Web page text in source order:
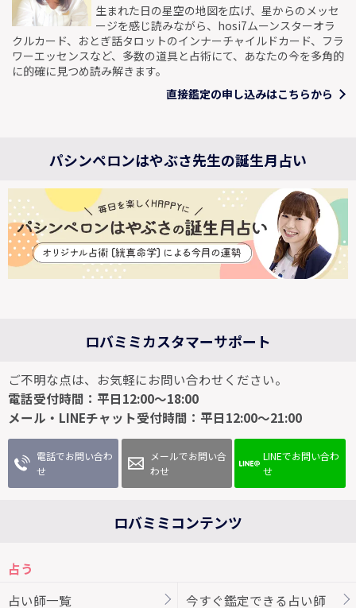
生まれた日の星空の地図を広げ、星からのメッセ
ージを感じ読みながら、hosi7ムーンスターオラ
クルカード、おとぎ話タロットのインナーチャイルドカード、フラ
ワーエッセンスなど、多数の道具と占術にて、あなたの今を多角的
に的確に見つめ読み解きます。
直接鑑定の申し込みはこちらから
パシンペロンはやぶさ先生の誕生月占い
ロバミミカスタマーサポート
ご不明な点は、お気軽にお問い合わせください。
電話受付時間：平日12:00～18:00
メール・LINEチャット受付時間：平日12:00～21:00
電話でお問い合わ
せ
メールでお問い合
わせ
LINEでお問い合わ
せ
ロバミミコンテンツ
占う
占い師一覧
今すぐ鑑定できる占い師